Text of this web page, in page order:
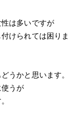
は多いですが
けられては困りま
うかと思います。
うが